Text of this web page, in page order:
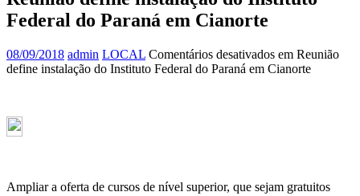
Federal do Paraná em Cianorte
08/09/2018 admin LOCAL Comentários desativados em Reunião
define instalação do Instituto Federal do Paraná em Cianorte
Ampliar a oferta de cursos de nível superior, que sejam gratuitos